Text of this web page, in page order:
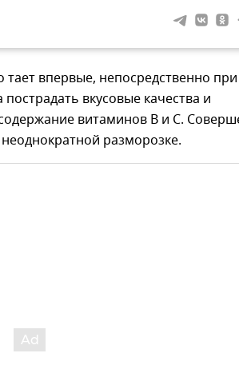
впервые, непосредственно при
вкусовые качества и
витаминов В и С.
разморозке.